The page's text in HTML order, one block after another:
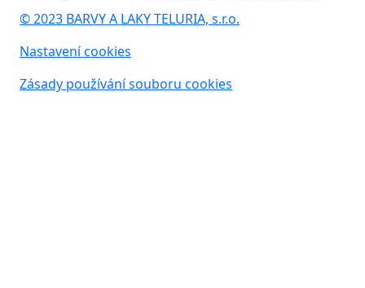
© 2023 BARVY A LAKY TELURIA, s.r.o.
Nastavení cookies
Zásady používání souboru cookies